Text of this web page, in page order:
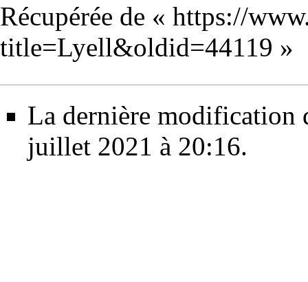
Récupérée de « https://
title=Lyell&oldid=44119 »
La dernière modification
juillet 2021 à 20:16.